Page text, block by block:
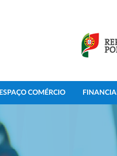
ESPAÇO COMÉRCIO